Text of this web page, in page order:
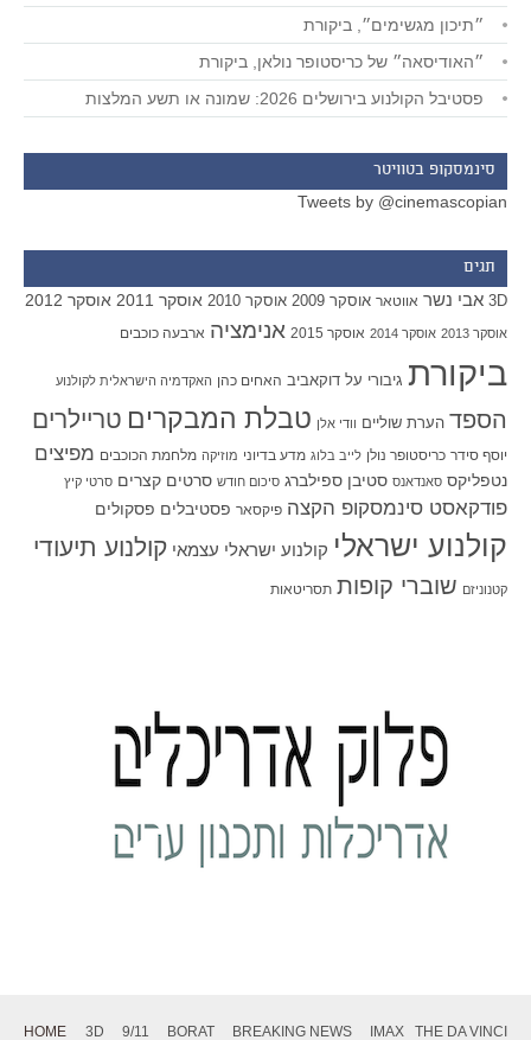
״תיכון מגשימים״, ביקורת
״האודיסאה״ של כריסטופר נולאן, ביקורת
פסטיבל הקולנוע בירושלים 2026: שמונה או תשע המלצות
סינמסקופ בטוויטר
Tweets by @cinemascopian
תגים
3D אבי נשר אווטאר אוסקר 2009 אוסקר 2010 אוסקר 2011 אוסקר 2012
אוסקר 2013 אוסקר 2014 אוסקר 2015 אנימציה ארבעה כוכבים
ביקורת גיבורי על דוקאביב האחים כהן האקדמיה הישראלית לקולנוע
הספד הערת שוליים וודי אלן טבלת המבקרים טריילרים
יוסף סידר כריסטופר נולן לייב בלוג מדע בדיוני מוזיקה מלחמת הכוכבים מפיצים
נטפליקס סאנדאנס סטיבן ספילברג סיכום חודש סרטים קצרים סרטי קיץ
פודקאסט סינמסקופ הקצה פיקסאר פסטיבלים פסקולים
קולנוע ישראלי קולנוע ישראלי עצמאי קולנוע תיעודי
קטנוניזם שוברי קופות תסריטאות
HOME 3D 9/11 BORAT BREAKING NEWS IMAX THE DA VINCI